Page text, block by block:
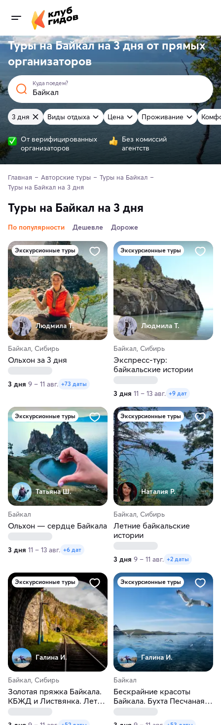
Туры на Байкал на 3 дня от прямых
организаторов
Куда поедем?
3 дня Виды отдыха Цена Проживание
От верифицированных
организаторов
Без комиссий
агентств
Главная Авторские туры
Туры на Байкал
Туры на Байкал на 3 дня
Туры на Байкал на 3 дня
По популярности Дешевле Дороже
Экскурсионные туры
Людмила Т.
Байкал, Сибирь
Ольхон за 3 дня
3 дня 9 – 11 авг. +73 даты
Экскурсионные туры
Людмила Т.
Байкал, Сибирь
Экспресс-тур:
байкальские истории
3 дня 11 – 13 авг. +9 дат
Экскурсионные туры
Татьяна Ш.
Байкал
Ольхон — сердце Байкала
3 дня 11 – 13 авг. +6 дат
Экскурсионные туры
Наталия Р.
Байкал, Сибирь
Летние байкальские
истории
3 дня 9 – 11 авг. +2 даты
Экскурсионные туры
Галина И.
Байкал, Сибирь
Золотая пряжка Байкала.
КБЖД и Листвянка. Лето-
осень
Экскурсионные туры
Галина И.
Байкал
Бескрайние красоты
Байкала. Бухта Песчаная и
Листвянка. Лето-осень